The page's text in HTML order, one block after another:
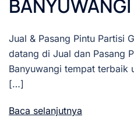
BANYUWANGI
Jual & Pasang Pintu Partisi
datang di Jual dan Pasang
Banyuwangi tempat terbaik
[…]
Baca selanjutnya